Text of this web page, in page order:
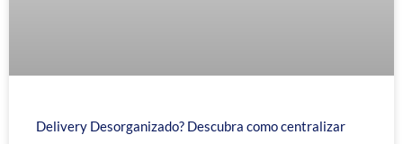
Delivery Desorganizado? Descubra como centralizar